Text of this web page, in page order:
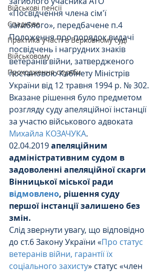
Військові пенсії
Спадкове
Практика участі в Верховному суді
Військовому
Проходження служби
«Посвідчення члена сім'ї
загиблого», передбачене п.4
Положення про порядок видачі
посвідчень і нагрудних знаків
ветеранів війни, затвердженого
постановою Кабінету Міністрів
України від 12 травня 1994 р. № 302.
Вказане рішення було предметом
розгляду суду апеляційної інстанції
за участю військового адвоката
Михайла КОЗАЧУКА.
02.04.2019 апеляційним
адміністративним судом в
задоволенні апеляційної скарги
Вінницької міської ради
відмовлено, рішення суду
першої інстанції залишено без
змін.
Слід звернути увагу, що відповідно
до ст.6 Закону України «Про статус
ветеранів війни, гарантії їх
соціального захисту» статус «член